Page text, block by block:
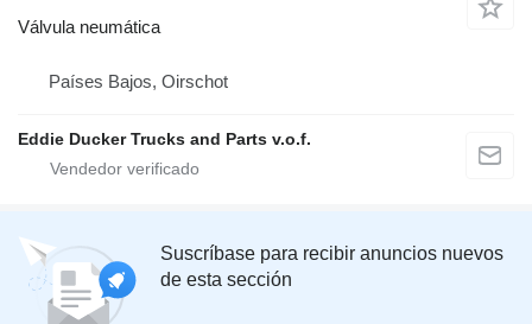
Válvula neumática
Países Bajos, Oirschot
Eddie Ducker Trucks and Parts v.o.f.
Suscríbase para recibir anuncios nuevos
de esta sección